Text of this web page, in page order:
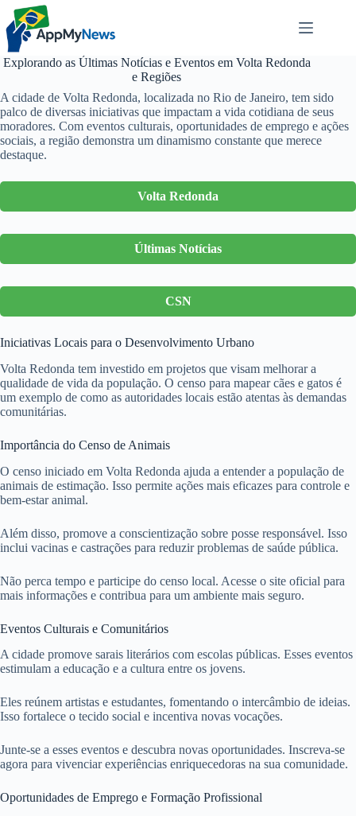
Pular
para
conteúdo
Explorando as Últimas Notícias e Eventos em Volta Redonda
e Regiões
A cidade de Volta Redonda, localizada no Rio de Janeiro, tem sido
palco de diversas iniciativas que impactam a vida cotidiana de seus
moradores. Com eventos culturais, oportunidades de emprego e ações
sociais, a região demonstra um dinamismo constante que merece
destaque.
Volta Redonda
Últimas Notícias
CSN
Iniciativas Locais para o Desenvolvimento Urbano
Volta Redonda tem investido em projetos que visam melhorar a
qualidade de vida da população. O censo para mapear cães e gatos é
um exemplo de como as autoridades locais estão atentas às demandas
comunitárias.
Importância do Censo de Animais
O censo iniciado em Volta Redonda ajuda a entender a população de
animais de estimação. Isso permite ações mais eficazes para controle e
bem-estar animal.
Além disso, promove a conscientização sobre posse responsável. Isso
inclui vacinas e castrações para reduzir problemas de saúde pública.
Não perca tempo e participe do censo local. Acesse o site oficial para
mais informações e contribua para um ambiente mais seguro.
Eventos Culturais e Comunitários
A cidade promove sarais literários com escolas públicas. Esses eventos
estimulam a educação e a cultura entre os jovens.
Eles reúnem artistas e estudantes, fomentando o intercâmbio de ideias.
Isso fortalece o tecido social e incentiva novas vocações.
Junte-se a esses eventos e descubra novas oportunidades. Inscreva-se
agora para vivenciar experiências enriquecedoras na sua comunidade.
Oportunidades de Emprego e Formação Profissional